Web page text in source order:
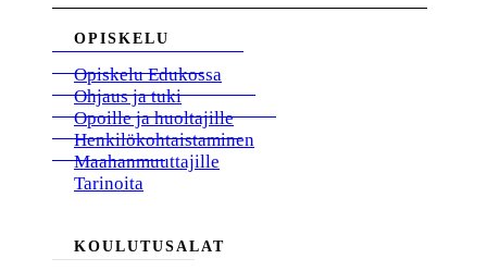
OPISKELU
Opiskelu Edukossa
Ohjaus ja tuki
Opoille ja huoltajille
Henkilökohtaistaminen
Maahanmuuttajille
Tarinoita
KOULUTUSALAT